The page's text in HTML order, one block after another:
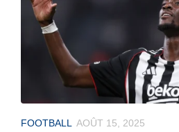
FOOTBALL AOÛT 15, 2025